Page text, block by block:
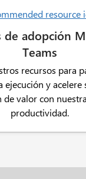
de adopción
Teams
recursos para
ejecución y
de valor con
productividad.